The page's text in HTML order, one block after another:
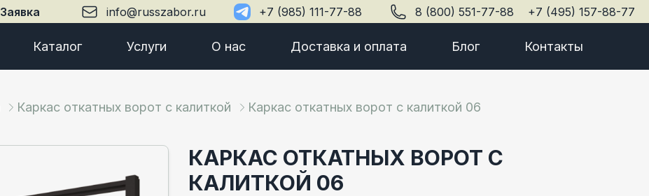
Заявка info@russzabor.ru +7 (985) 111-77-88 8 (800) 551-77-88 +7 (495) 157-88-77
Каталог Услуги О нас Доставка и оплата Блог Контакты
Каркас откатных ворот с калиткой Каркас откатных ворот с калиткой 06
КАРКАС ОТКАТНЫХ ВОРОТ С
КАЛИТКОЙ 06